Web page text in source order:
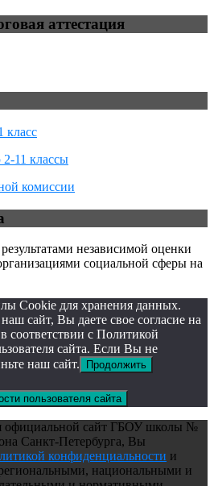
аттестация
класс
11 классы
комиссии
независимой оценки
социальной сферы на
Cookie для хранения данных.
сайт, Вы даете свое согласие на
соответствии с Политикой
сайта. Если Вы не
наш сайт.
Продолжить
пользователя сайта
официальной сайт ГБОУ школы №
Санкт-Петербурга, Вы
конфиденциальности и
национальными и